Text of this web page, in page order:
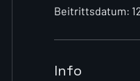
Beitrittsdatum:
Info